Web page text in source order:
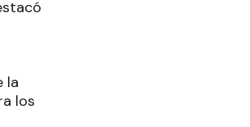
la
los